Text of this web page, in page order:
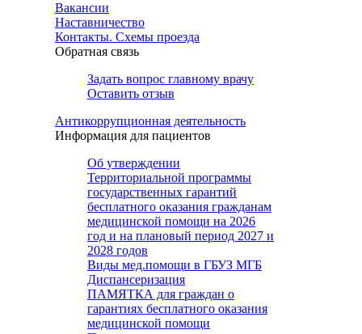
Вакансии
Наставничество
Контакты. Схемы проезда
Обратная связь
Задать вопрос главному врачу
Оставить отзыв
Антикоррупционная деятельность
Информация для пациентов
Об утверждении
Территориальной программы
государственных гарантий
бесплатного оказания гражданам
медицинской помощи на 2026
год и на плановый период 2027 и
2028 годов
Виды мед.помощи в ГБУЗ МГБ
Диспансеризация
ПАМЯТКА для граждан о
гарантиях бесплатного оказания
медицинской помощи